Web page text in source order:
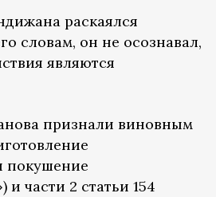
раскаялся
словам, он не осознавал,
являются
признали виновным
покушение
и части 2 статьи 154